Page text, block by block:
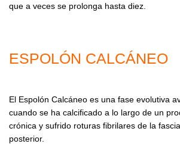
que a veces se prolonga hasta diez.
ESPOLÓN CALCÁNEO
El Espolón Calcáneo es una fase evolutiva
cuando se ha calcificado a lo largo de un
crónica y sufrido roturas fibrilares de la
posterior.